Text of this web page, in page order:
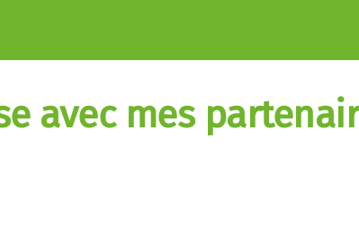
avec mes